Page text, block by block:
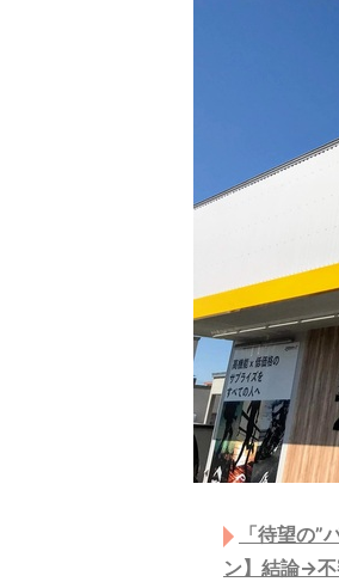
「待望の
ン】結論→不